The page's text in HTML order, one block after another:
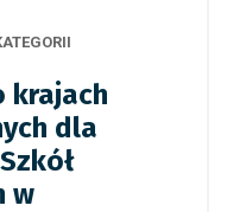
krajach
dla
w